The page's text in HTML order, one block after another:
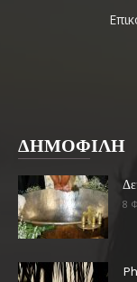
ΔΗΜΟΦΙΛΗ
8